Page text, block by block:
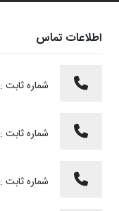
اطلاعات تماس
شماره ثابت :
شماره ثابت :
شماره ثابت :